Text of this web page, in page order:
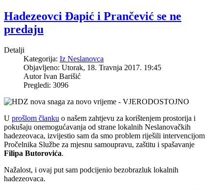
Hadezeovci Đapić i Prančević se ne
predaju
Detalji
Kategorija: Iz Neslanovca
Objavljeno: Utorak, 18. Travnja 2017. 19:45
AutorIvan Barišić
Pregledi: 3096
U prošlom članku o našem zahtjevu za korištenjem prostorija i
pokušaju onemogućavanja od strane lokalnih Neslanovačkih
hadezeovaca, izvijestio sam da smo problem riješili intervencijom
Pročelnika Službe za mjesnu samoupravu, zaštitu i spašavanje
Filipa Butorovića.
Nažalost, i ovaj put sam podcijenio bezobrazluk lokalnih
hadezeovaca.